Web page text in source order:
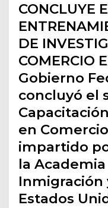
CONCLUYE
DE
COMERCIO
Gobierno
concluyó el
en
impartido
la
Inmigración
Estados